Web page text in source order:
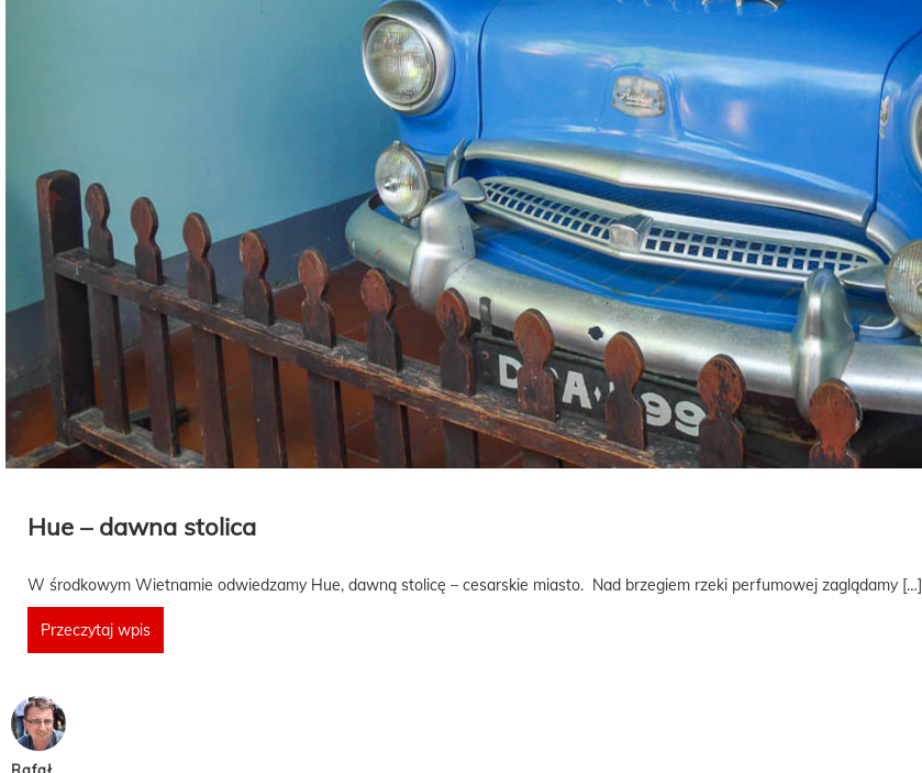
Hue – dawna stolica
W środkowym Wietnamie odwiedzamy Hue, dawną stolicę – cesarskie miasto. Nad brzegiem rzeki perfumowej zaglądamy […]
Przeczytaj wpis